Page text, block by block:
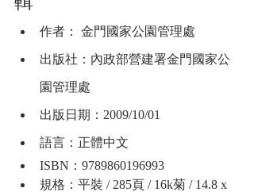
作者： 金門國家公園管理處
出版社：內政部營建署金門國家公
園管理處
出版日期：2009/10/01
語言：正體中文
ISBN：9789860196993
規格：平裝 / 285頁 / 16k菊 / 14.8 x